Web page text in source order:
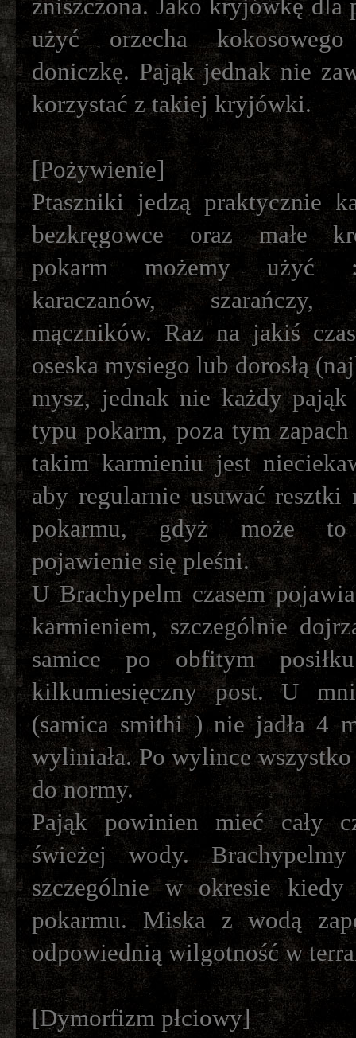
zniszczona. Jako kryjówkę dla
użyć orzecha
doniczkę. Pająk jednak nie
korzystać z takiej kryjówki.
[Pożywienie]
Ptaszniki jedzą praktycznie
bezkręgowce oraz małe
pokarm możemy użyć :
karaczanów, szarańczy,
mączników. Raz na jakiś
oseska mysiego lub dorosłą
mysz, jednak nie każdy pająk
typu pokarm, poza tym
takim karmieniu jest
aby regularnie usuwać resztki
pokarmu, gdyż może to
pojawienie się pleśni.
U Brachypelm czasem
karmieniem, szczególnie
samice po obfitym
kilkumiesięczny post. U
(samica smithi ) nie jadła 4
wyliniała. Po wylince
do normy.
Pająk powinien mieć cały
świeżej wody.
szczególnie w okresie
pokarmu. Miska z wodą
odpowiednią wilgotność w
[Dymorfizm płciowy]